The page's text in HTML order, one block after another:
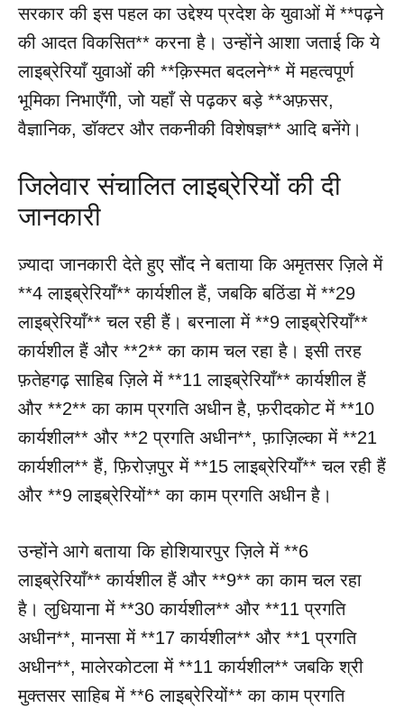
सरकार की इस पहल का उद्देश्य प्रदेश के युवाओं में **पढ़ने
की आदत विकसित** करना है। उन्होंने आशा जताई कि ये
लाइब्रेरियाँ युवाओं की **क़िस्मत बदलने** में महत्वपूर्ण
भूमिका निभाएँगी, जो यहाँ से पढ़कर बड़े **अफ़सर,
वैज्ञानिक, डॉक्टर और तकनीकी विशेषज्ञ** आदि बनेंगे।
जिलेवार संचालित लाइब्रेरियों की दी
जानकारी
ज़्यादा जानकारी देते हुए सौंद ने बताया कि अमृतसर ज़िले में
**4 लाइब्रेरियाँ** कार्यशील हैं, जबकि बठिंडा में **29
लाइब्रेरियाँ** चल रही हैं। बरनाला में **9 लाइब्रेरियाँ**
कार्यशील हैं और **2** का काम चल रहा है। इसी तरह
फ़तेहगढ़ साहिब ज़िले में **11 लाइब्रेरियाँ** कार्यशील हैं
और **2** का काम प्रगति अधीन है, फ़रीदकोट में **10
कार्यशील** और **2 प्रगति अधीन**, फ़ाज़िल्का में **21
कार्यशील** हैं, फ़िरोज़पुर में **15 लाइब्रेरियाँ** चल रही हैं
और **9 लाइब्रेरियों** का काम प्रगति अधीन है।
उन्होंने आगे बताया कि होशियारपुर ज़िले में **6
लाइब्रेरियाँ** कार्यशील हैं और **9** का काम चल रहा
है। लुधियाना में **30 कार्यशील** और **11 प्रगति
अधीन**, मानसा में **17 कार्यशील** और **1 प्रगति
अधीन**, मालेरकोटला में **11 कार्यशील** जबकि श्री
मुक्तसर साहिब में **6 लाइब्रेरियों** का काम प्रगति